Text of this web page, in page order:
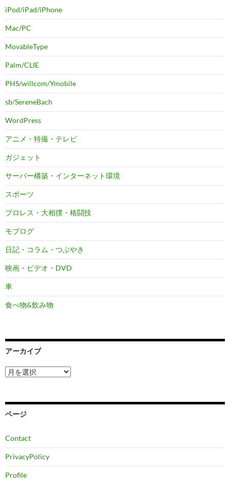
iPod/iPad/iPhone
Mac/PC
MovableType
Palm/CLIE
PHS/willcom/Ymobile
sb/SereneBach
WordPress
アニメ・特撮・テレビ
ガジェット
サーバー構築・インターネット環境
スポーツ
プロレス・大相撲・格闘技
モブログ
日記・コラム・つぶやき
映画・ビデオ・DVD
車
食べ物&飲み物
アーカイブ
ア
ー
ブ
ページ
Contact
PrivacyPolicy
Profile